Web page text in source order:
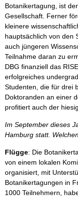
Botanikertagung, ist
Gesellschaft. Ferner
kleinere
hauptsächlich von den
auch jüngeren
Teilnahme daran zu
DBG finanziell das
erfolgreiches
Studenten, die für drei
Doktoranden an einer
profitiert auch der
Im September dieses
Hamburg statt.
Flügge: Die
von einem lokalen
organisiert, mit
Botanikertagungen in
1000 Teilnehmern,